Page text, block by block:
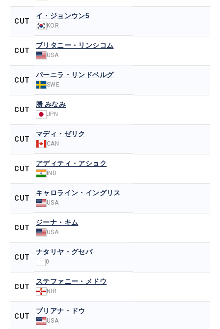
CUT
イ・ジョンウン5
KOR
CUT
ブリタニー・リンシコム
USA
CUT
パーニラ・リンドベルグ
SWE
CUT
勝 みなみ
JPN
CUT
マディ・ゼリク
CAN
CUT
アディティ・アショク
IND
CUT
キャロライン・イングリス
USA
CUT
ジーナ・キム
USA
CUT
ナタリヤ・グセバ
0
CUT
ステファニー・メドウ
NIR
CUT
ブリアナ・ドウ
USA